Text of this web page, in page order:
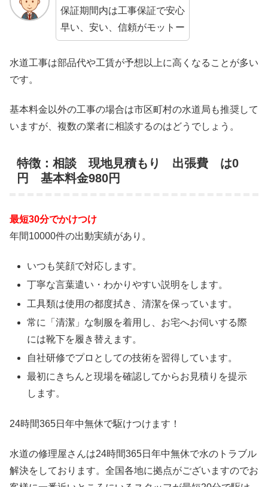
保証期間内は工事保証で安心
早い、安い、信頼がモットー
水道工事は部品代や工賃が予想以上に高くなることが多い
です。
基本料金以外の工事の場合は市区町村の水道局も推奨して
いますが、複数の業者に相談するのはどうでしょう。
特徴：相談 現地見積もり 出張費 は0
円 基本料金980円
最短30分でかけつけ
年間10000件の出動実績があり。
いつも笑顔で対応します。
丁寧な言葉遣い・わかりやすい説明をします。
工具類は使用の都度拭き、清潔を保っています。
常に「清潔」な制服を着用し、お宅へお伺いする際
には靴下を履き替えます。
自社研修でプロとしての技術を習得しています。
最初にきちんと現場を確認してからお見積りを提示
します。
24時間365日 年中無休で駆けつけます！
水道の修理屋さんは24時間365日年中無休で水のトラブル
解決をしております。全国各地に拠点がございますのでお